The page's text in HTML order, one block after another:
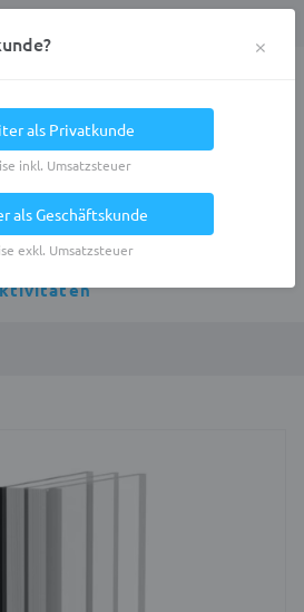
×
als Privatkunde
inkl. Umsatzsteuer
als Geschäftskunde
exkl. Umsatzsteuer